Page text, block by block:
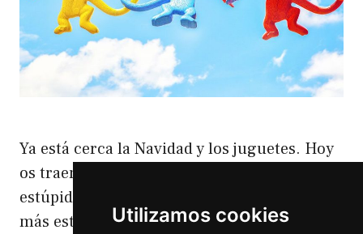
Utilizamos cookies
Ya está cerca la Navidad y los juguetes. Hoy
os traemos la lista de los juguetes más
estúpidos Navidad 2018. lista de los juguetes
más estúpidos Navidad 2018 Uno que ya